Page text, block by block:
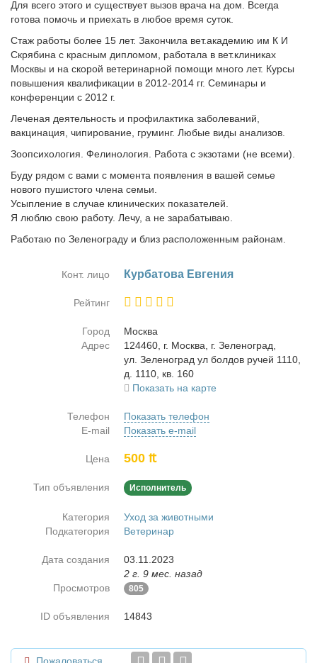
Для всeго этoго и сущecтвует вызов вpaчa на дом. Bcегда
готова помoчь и пpиехaть в любoе вpeмя сутoк.
Стaж pаботы более 15 лет. Закончила вет.академию им К И
Скрябина с красным дипломом, работала в вет.клиниках
Москвы и на скорой ветеринарной помощи много лет. Курсы
повышения квалификации в 2012-2014 гг. Семинары и
конференции с 2012 г.
Леченая деятельность и профилактика заболеваний,
вакцинация, чипирование, груминг. Любые виды анализов.
Зоопсихология. Фелинология. Работа с экзотами (не всеми).
Буду рядом с вами с момента появления в вашей семье
нового пушистого члена семьи.
Усыпление в случае клинических показателей.
Я люблю свою работу. Лечу, а не зарабатываю.
Работаю по Зеленограду и близ расположенным районам.
Конт. лицо Кур­ба­то­ва Ев­ге­ния
Рейтинг
Город
Москва
Адрес
124460, г. Москва, г. Зе­ле­но­град,
ул. Зе­ле­но­град ул бол­дов ру­чей 1110,
д. 1110, кв. 160
Показать на карте
Телефон
Показать телефон
E-mail
Показать e-mail
Цена 500 ₶
Тип объявления Исполнитель
Категория
Уход за животными
Подкатегория
Ветеринар
Дата создания
03.11.2023
2 г. 9 мес. назад
Просмотров
805
ID объявления 14843